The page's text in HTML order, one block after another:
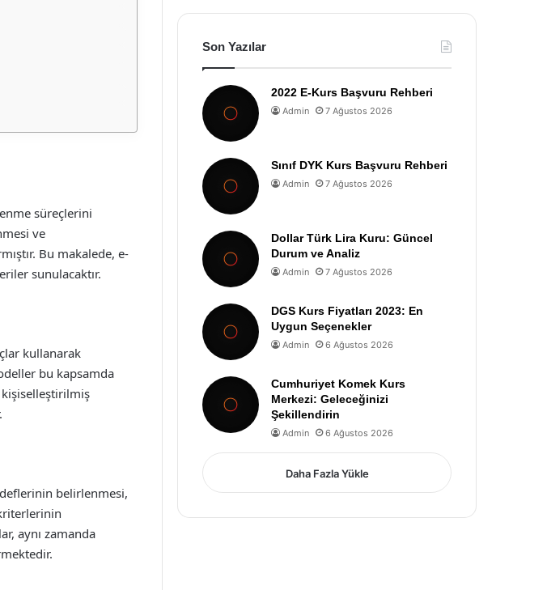
süreçlerini
ve
Bu makalede, e-
sunulacaktır.
kullanarak
bu kapsamda
belirlenmesi,
aynı zamanda
Son Yazılar
2022 E-Kurs Başvuru Rehberi
Admin 7 Ağustos 2026
Sınıf DYK Kurs Başvuru Rehberi
Admin 7 Ağustos 2026
Dollar Türk Lira Kuru: Güncel
Durum ve Analiz
Admin 7 Ağustos 2026
DGS Kurs Fiyatları 2023: En
Uygun Seçenekler
Admin 6 Ağustos 2026
Cumhuriyet Komek Kurs
Merkezi: Geleceğinizi
Şekillendirin
Admin 6 Ağustos 2026
Daha Fazla Yükle